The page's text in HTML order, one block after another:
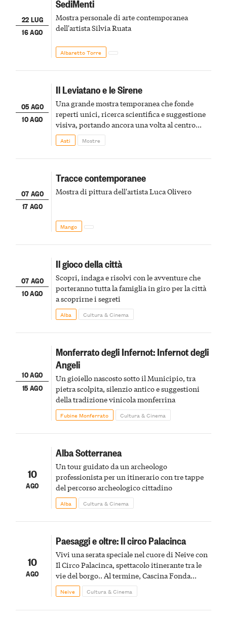
22 LUG
16 AGO
SediMenti
Mostra personale di arte contemporanea
dell'artista Silvia Ruata
Albaretto Torre
05 AGO
10 AGO
Il Leviatano e le Sirene
Una grande mostra temporanea che fonde
reperti unici, ricerca scientifica e suggestione
visiva, portando ancora una volta al centro
della scena le meraviglie del passato astigiano
Asti Mostre
07 AGO
17 AGO
Tracce contemporanee
Mostra di pittura dell'artista Luca Olivero
Mango
07 AGO
10 AGO
Il gioco della città
Scopri, indaga e risolvi con le avventure che
porteranno tutta la famiglia in giro per la città
a scoprirne i segreti
Alba Cultura & Cinema
10 AGO
15 AGO
Monferrato degli Infernot: Infernot degli
Angeli
Un gioiello nascosto sotto il Municipio, tra
pietra scolpita, silenzio antico e suggestioni
della tradizione vinicola monferrina
Fubine Monferrato Cultura & Cinema
10
AGO
Alba Sotterranea
Un tour guidato da un archeologo
professionista per un itinerario con tre tappe
del percorso archeologico cittadino
Alba Cultura & Cinema
10
AGO
Paesaggi e oltre: Il circo Palacinca
Vivi una serata speciale nel cuore di Neive con
Il Circo Palacinca, spettacolo itinerante tra le
vie del borgo.. Al termine, Cascina Fonda
Winery offrirà una degustazione di due
spumanti.
Neive Cultura & Cinema